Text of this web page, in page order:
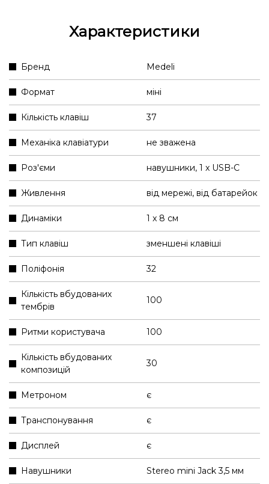
Характеристики
Бренд Medeli
Формат міні
Кількість клавіш 37
Механіка клавіатури не зважена
Роз'єми навушники, 1 x USB-C
Живлення від мережі, від батарейок
Динаміки 1 x 8 см
Тип клавіш зменшені клавіші
Поліфонія 32
Кількість вбудованих
тембрів
100
Ритми користувача 100
Кількість вбудованих
композицій
30
Метроном є
Транспонування є
Дисплей є
Навушники Stereo mini Jack 3,5 мм